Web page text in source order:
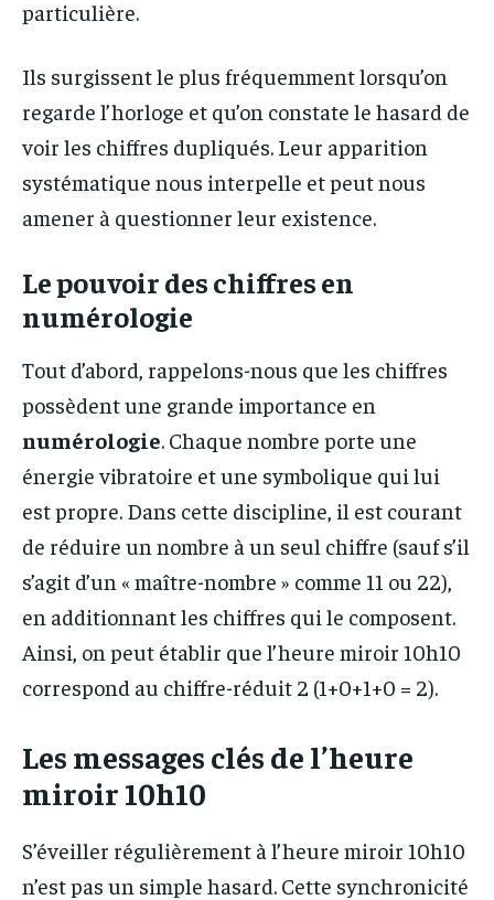
particulière.
Ils surgissent le plus fréquemment lorsqu’on
regarde l’horloge et qu’on constate le hasard de
voir les chiffres dupliqués. Leur apparition
systématique nous interpelle et peut nous
amener à questionner leur existence.
Le pouvoir des chiffres en
numérologie
Tout d’abord, rappelons-nous que les chiffres
possèdent une grande importance en
numérologie. Chaque nombre porte une
énergie vibratoire et une symbolique qui lui
est propre. Dans cette discipline, il est courant
de réduire un nombre à un seul chiffre (sauf s’il
s’agit d’un « maître-nombre » comme 11 ou 22),
en additionnant les chiffres qui le composent.
Ainsi, on peut établir que l’heure miroir 10h10
correspond au chiffre-réduit 2 (1+0+1+0 = 2).
Les messages clés de l’heure
miroir 10h10
S’éveiller régulièrement à l’heure miroir 10h10
n’est pas un simple hasard. Cette synchronicité